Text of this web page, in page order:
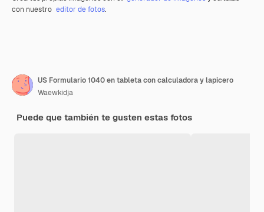
con nuestro editor de fotos.
US Formulario 1040 en tableta con calculadora y lapicero
Waewkidja
Puede que también te gusten estas fotos